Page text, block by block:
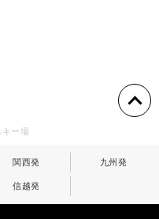
ー場
関西発 九州発
信越発